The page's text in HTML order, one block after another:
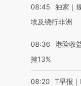
08:45
独家｜
埃及绕行非洲
08:36
港险收
挫13%
08:20
T早报